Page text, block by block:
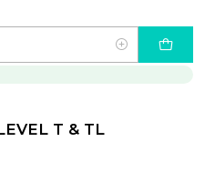
T & TL